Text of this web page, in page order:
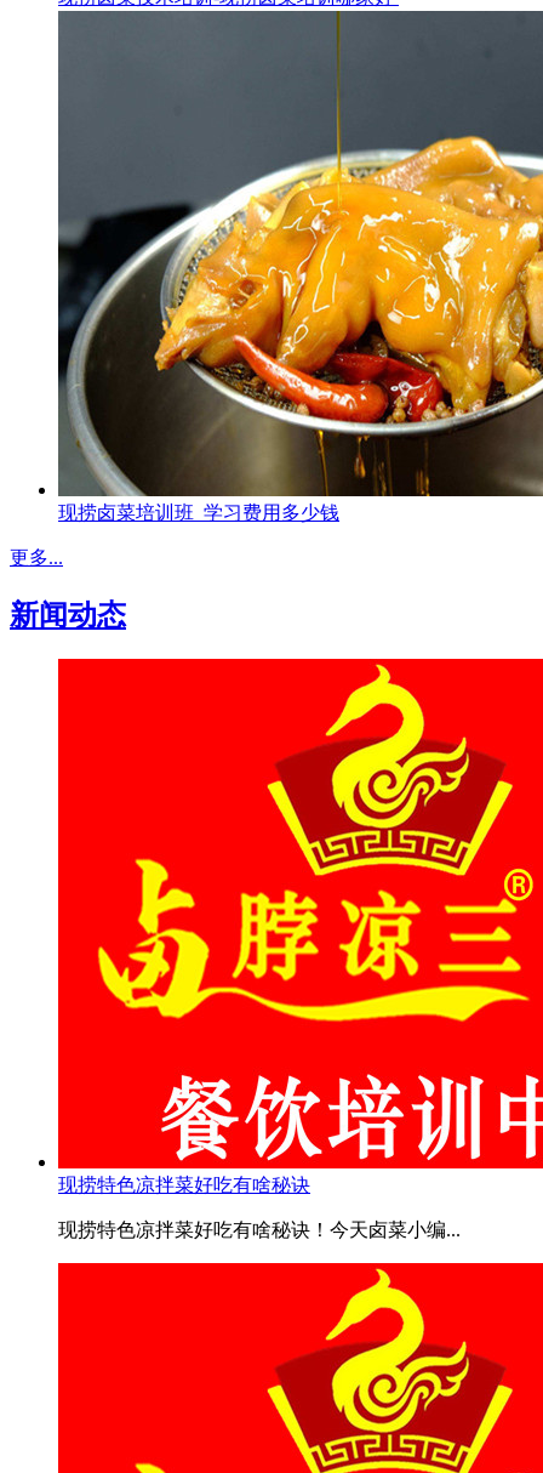
现捞卤菜培训班_学习费用多少钱
更多...
新闻动态
现捞特色凉拌菜好吃有啥秘诀
现捞特色凉拌菜好吃有啥秘诀！今天卤菜小编...